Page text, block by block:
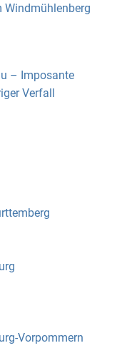
Windmühlenberg
– Imposante
Verfall
Vorpommern